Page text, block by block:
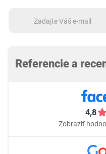
Referencie a
4,8
Zobraziť